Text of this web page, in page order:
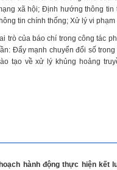
xã hội; Định hướng thông
tin chính thống; Xử lý vi
trò của báo chí trong công tác
Đẩy mạnh chuyển đổi số
tạo về xử lý khủng hoảng
hành động thực hiện kết